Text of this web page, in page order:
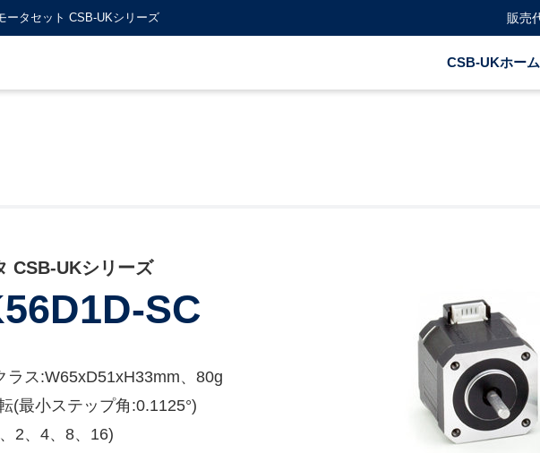
CSB-UKホーム
ータセット CSB-UKシリーズ 販売
CSB-UKシリーズ
SC
ラス:W65xD51xH33mm、80g
(最小ステップ角:0.1125°)
2、4、8、16)